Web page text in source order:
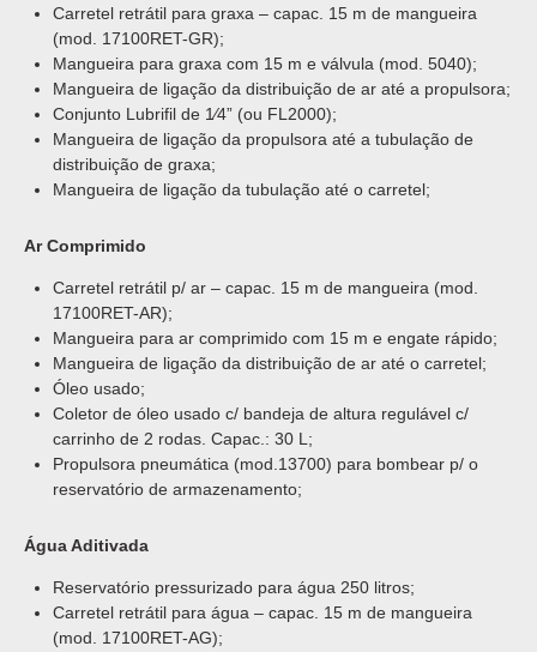
Carretel retrátil para graxa – capac. 15 m de mangueira
(mod. 17100RET-GR);
Mangueira para graxa com 15 m e válvula (mod. 5040);
Mangueira de ligação da distribuição de ar até a propulsora;
Conjunto Lubrifil de 1⁄4” (ou FL2000);
Mangueira de ligação da propulsora até a tubulação de
distribuição de graxa;
Mangueira de ligação da tubulação até o carretel;
Ar Comprimido
Carretel retrátil p/ ar – capac. 15 m de mangueira (mod.
17100RET-AR);
Mangueira para ar comprimido com 15 m e engate rápido;
Mangueira de ligação da distribuição de ar até o carretel;
Óleo usado;
Coletor de óleo usado c/ bandeja de altura regulável c/
carrinho de 2 rodas. Capac.: 30 L;
Propulsora pneumática (mod.13700) para bombear p/ o
reservatório de armazenamento;
Água Aditivada
Reservatório pressurizado para água 250 litros;
Carretel retrátil para água – capac. 15 m de mangueira
(mod. 17100RET-AG);